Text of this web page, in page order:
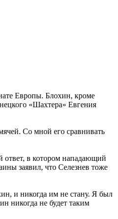
Европы. Блохин, кроме
«Шахтера» Евгения
Со мной его сравнивать
ответ, в котором нападающий
заявил, что Селезнев тоже
и никогда им не стану. Я был
никогда не будет таким